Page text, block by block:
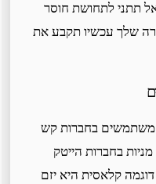
תתני לתחושת חוסר
שלך עכשיו תקבע את
משתמשים בחברות קש
בחברות הייטק
קלאסית היא יזם